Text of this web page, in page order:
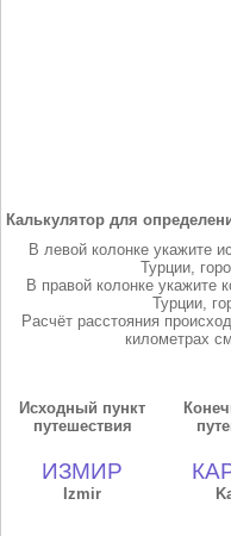
Калькулятор для
В левой колонке укажите
Турции,
В правой колонке укажите
Турции,
Расчёт расстояния
километрах
Исходный пункт
путешествия
ИЗМИР
Izmir